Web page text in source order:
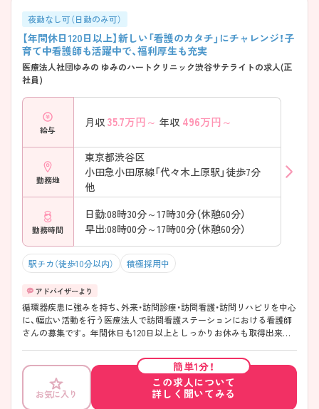
療の専門性と経営の知見を融合させたチーム体制で運営されています。
一人ひとりの強みを尊重し合う文化のもと、専門性の掛け算と協働によ
り質の高いケアを実現。 チームで支え合い、自己成長と持続可能な働き
方の両立が叶う環境を本気で追求しています。
夜勤なし可（日勤のみ可）
【年間休日120日以上】新しい「看護のカタチ」にチャレンジ！子
育て中看護師も活躍中で、福利厚生も充実
医療法人社団ゆみの ゆみのハートクリニック渋谷サテライトの求人(正
社員)
給与
月収 35.7万円～ 年収 496万円～
勤務地
東京都渋谷区
小田急小田原線「代々木上原駅」徒歩7分
他
勤務時間
日勤:08時30分～17時30分（休憩60分）
早出:08時00分～17時00分（休憩60分）
駅チカ（徒歩10分以内） 積極採用中
循環器疾患に強みを持ち、外来・訪問診療・訪問看護・訪問リハビリを中心
に、幅広い活動を行う医療法人で訪問看護ステーションにおける看護師
さんの募集です。 年間休日も120日以上としっかりお休みも取得出来る
り徒歩3分と好立地にあるので、通勤のストレスが少ないのも嬉しいポイ
ントです。 ご興味ある方には、面接対策ポイントなど、さらに詳細をお話
しいたしますのでお気軽にご相談ください。
お気に入り
簡単1分！
この求人について
詳しく聞いてみる